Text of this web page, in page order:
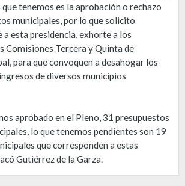
tenemos es la aprobación o rechazo
municipales, por lo que solicito
esta presidencia, exhorte a los
Comisiones Tercera y Quinta de
para que convoquen a desahogar los
de diversos municipios
aprobado en el Pleno, 31 presupuestos
lo que tenemos pendientes son 19
que corresponden a estas
Gutiérrez de la Garza.